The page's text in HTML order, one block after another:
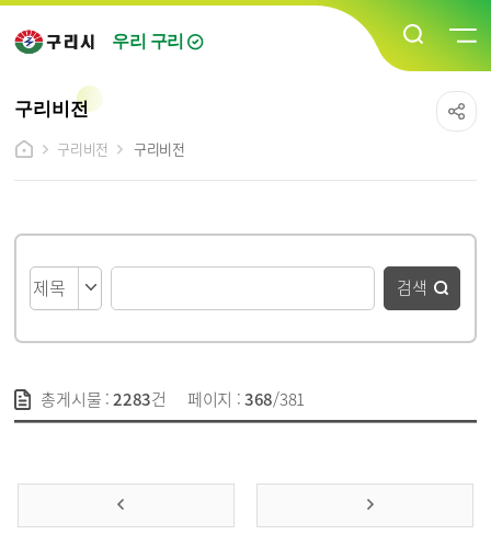
우리 구리
구리비전
구리비전
구리비전
검색
총게시물 :2283건 페이지 :368/381